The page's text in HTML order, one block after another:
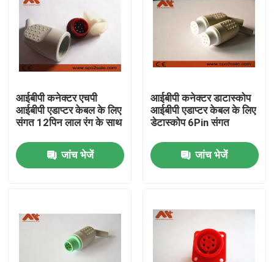
उत्पाद
आईबीपी कनेक्टर एचपी
आईबीपी एडाप्टर केबल के लिए
संगत 12पिन लाल रंग के साथ
जांच भेजें
आईबीपी कनेक्टर डाटास्कोप
आईबीपी एडाप्टर केबल के लिए
डेटास्कोप 6Pin संगत
जांच भेजें